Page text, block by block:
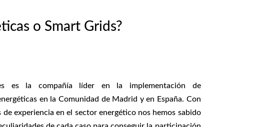
o Smart Grids?
es la compañía líder en la implementación de
en la Comunidad de Madrid y en España. Con
de experiencia en el sector energético nos hemos sabido